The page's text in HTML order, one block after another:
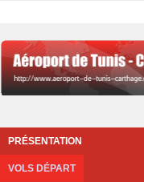
PRÉSENTATION
VOLS DÉPART